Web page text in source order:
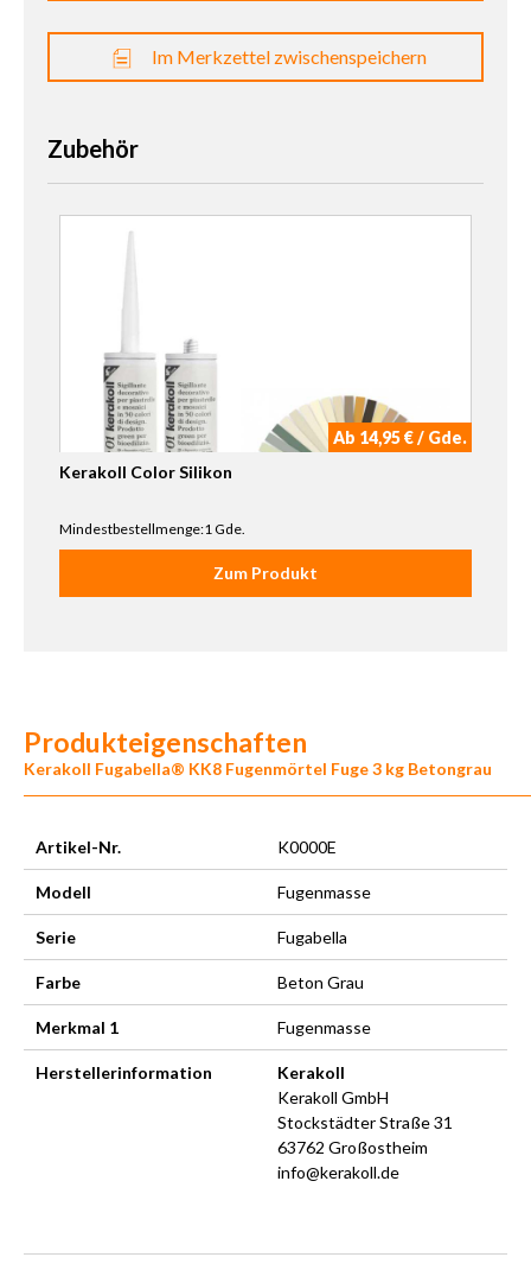
Im Merkzettel zwischenspeichern
Zubehör
Ab 14,95 € / Gde.
Kerakoll Color Silikon
Mindestbestellmenge:1 Gde.
Zum Produkt
Produkteigenschaften
Kerakoll Fugabella® KK8 Fugenmörtel Fuge 3 kg Betongrau
Artikel-Nr. K0000E
Modell Fugenmasse
Serie Fugabella
Farbe Beton Grau
Merkmal 1 Fugenmasse
Herstellerinformation
Kerakoll
Kerakoll GmbH
Stockstädter Straße 31
63762 Großostheim
info@kerakoll.de